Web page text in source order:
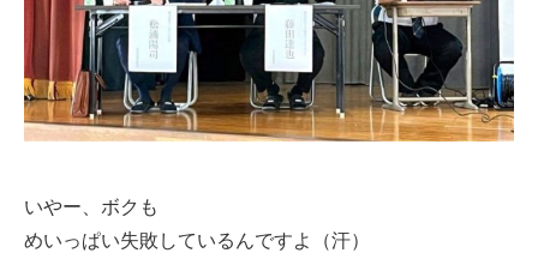
いやー、ボクも
めいっぱい失敗しているんですよ（汗）